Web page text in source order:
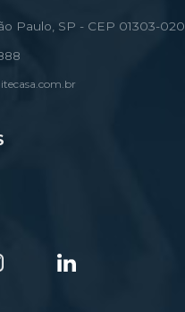
Paulo, SP - CEP 01303-020